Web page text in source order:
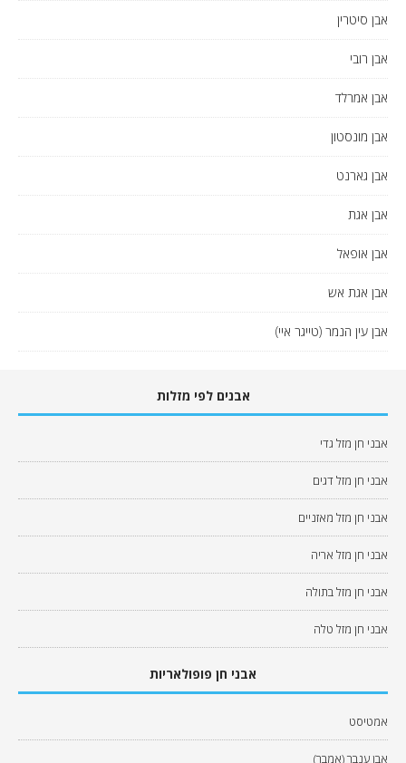
אבן סיטרין
אבן רובי
אבן אמרלד
אבן מונסטון
אבן גארנט
אבן אגת
אבן אופאל
אבן אגת אש
אבן עין הנמר (טייגר איי)
אבנים לפי מזלות
אבני חן מזל גדי
אבני חן מזל דגים
אבני חן מזל מאזניים
אבני חן מזל אריה
אבני חן מזל בתולה
אבני חן מזל טלה
אבני חן פופולאריות
אמטיסט
אבן ענבר (אמבר)